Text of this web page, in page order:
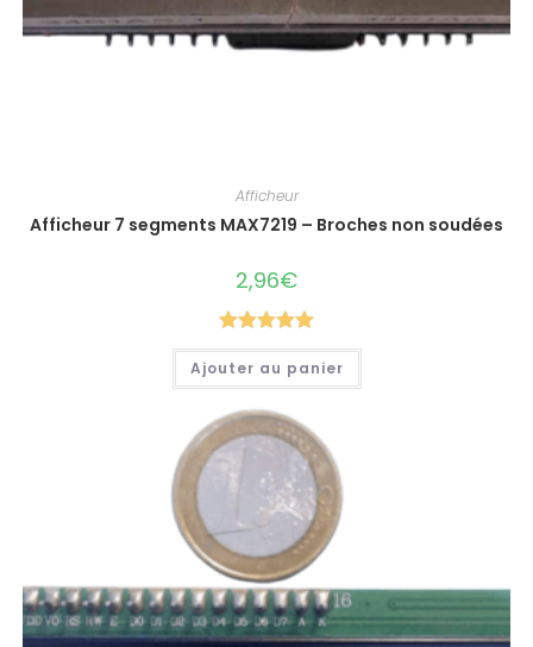
Afficheur
Afficheur 7 segments MAX7219 – Broches non soudées
2,96€
Note5.00
sur 5
Ajouter au panier